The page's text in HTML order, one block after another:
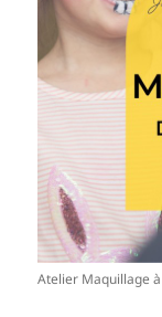
Atelier Maquillage